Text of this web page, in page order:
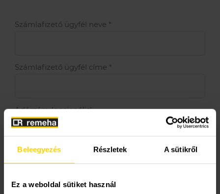
Beleegyezés Részletek A sütikről
Ez a weboldal sütiket használ
Számlafizető ügyfél neve *
Számlafizető ügyfél címe *
Adószám (opcionális)
A Magyarországon hatályos ÁFA (2007. évi
CXXVII.) törvény 142.$-a értelmében
vállalkozásom a fordított adózás hatálya alá